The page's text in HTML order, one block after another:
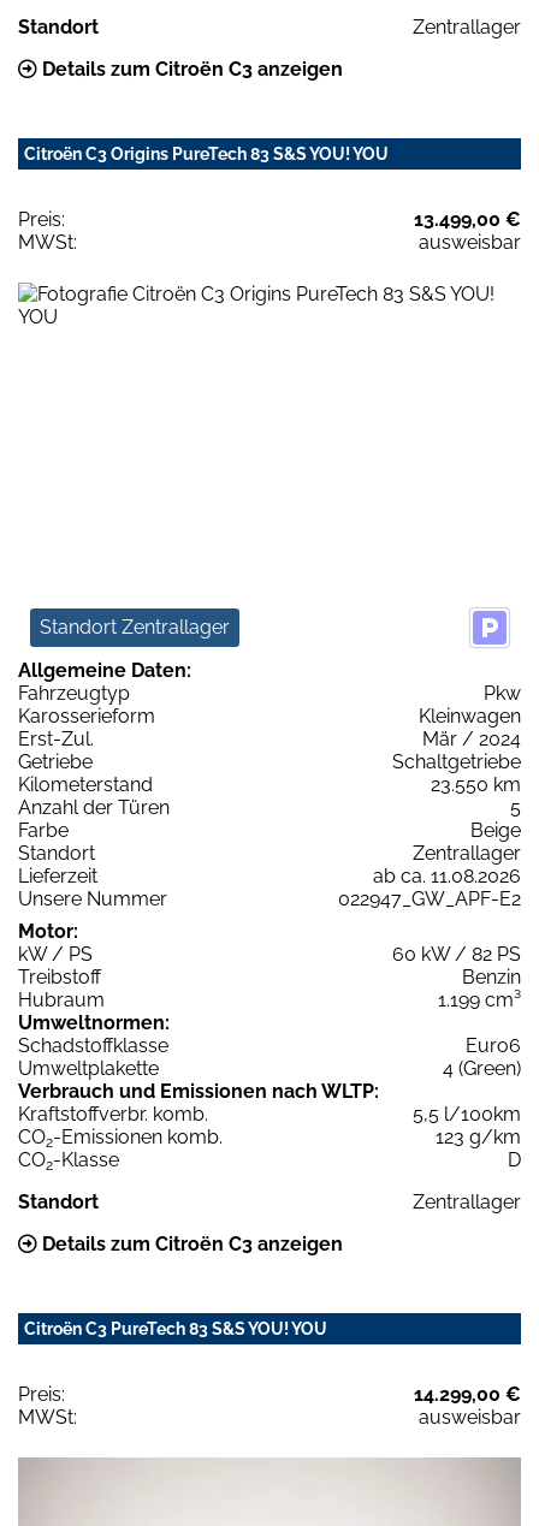
Standort
Zentrallager
Details zum Citroën C3 anzeigen
Citroën C3 Origins PureTech 83 S&S YOU! YOU
Preis:
13.499,00 €
MWSt:
ausweisbar
Standort Zentrallager
Allgemeine Daten:
Fahrzeugtyp
Pkw
Karosserieform
Kleinwagen
Erst-Zul.
Mär / 2024
Getriebe
Schaltgetriebe
Kilometerstand
23.550 km
Anzahl der Türen
5
Farbe
Beige
Standort
Zentrallager
Lieferzeit
ab ca. 11.08.2026
Unsere Nummer
022947_GW_APF-E2
Motor:
kW / PS
60 kW / 82 PS
Treibstoff
Benzin
Hubraum
1.199 cm³
Umweltnormen:
Schadstoffklasse
Euro6
Umweltplakette
4 (Green)
Verbrauch und Emissionen nach WLTP:
Kraftstoffverbr. komb.
5,5 l/100km
CO2-Emissionen komb.
123 g/km
CO2-Klasse
D
Standort
Zentrallager
Details zum Citroën C3 anzeigen
Citroën C3 PureTech 83 S&S YOU! YOU
Preis:
14.299,00 €
MWSt:
ausweisbar